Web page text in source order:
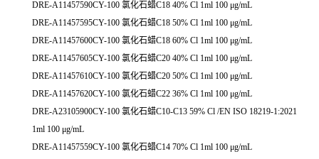
DRE-A11457590CY-100 氯化石蜡C18 40% Cl 1ml 100 μg/mL
DRE-A11457595CY-100 氯化石蜡C18 50% Cl 1ml 100 μg/mL
DRE-A11457600CY-100 氯化石蜡C18 60% Cl 1ml 100 μg/mL
DRE-A11457605CY-100 氯化石蜡C20 40% Cl 1ml 100 μg/mL
DRE-A11457610CY-100 氯化石蜡C20 50% Cl 1ml 100 μg/mL
DRE-A11457620CY-100 氯化石蜡C22 36% Cl 1ml 100 μg/mL
DRE-A23105900CY-100 氯化石蜡C10-C13 59% Cl /EN ISO 18219-1:2021
1ml 100 μg/mL
DRE-A11457559CY-100 氯化石蜡C14 70% Cl 1ml 100 μg/mL